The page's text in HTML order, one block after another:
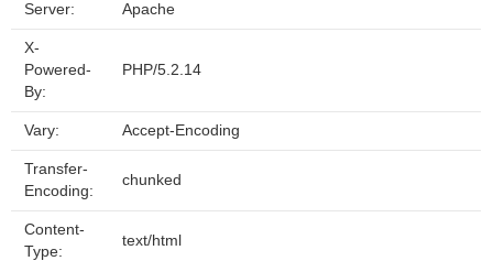
Server: Apache
X-
Powered-
By:
PHP/5.2.14
Vary: Accept-Encoding
Transfer-
Encoding:
chunked
Content-
Type:
text/html